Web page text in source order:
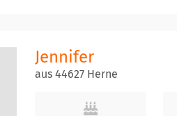
Jennifer
aus 44627 Herne